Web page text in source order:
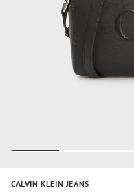
CALVIN KLEIN JEANS